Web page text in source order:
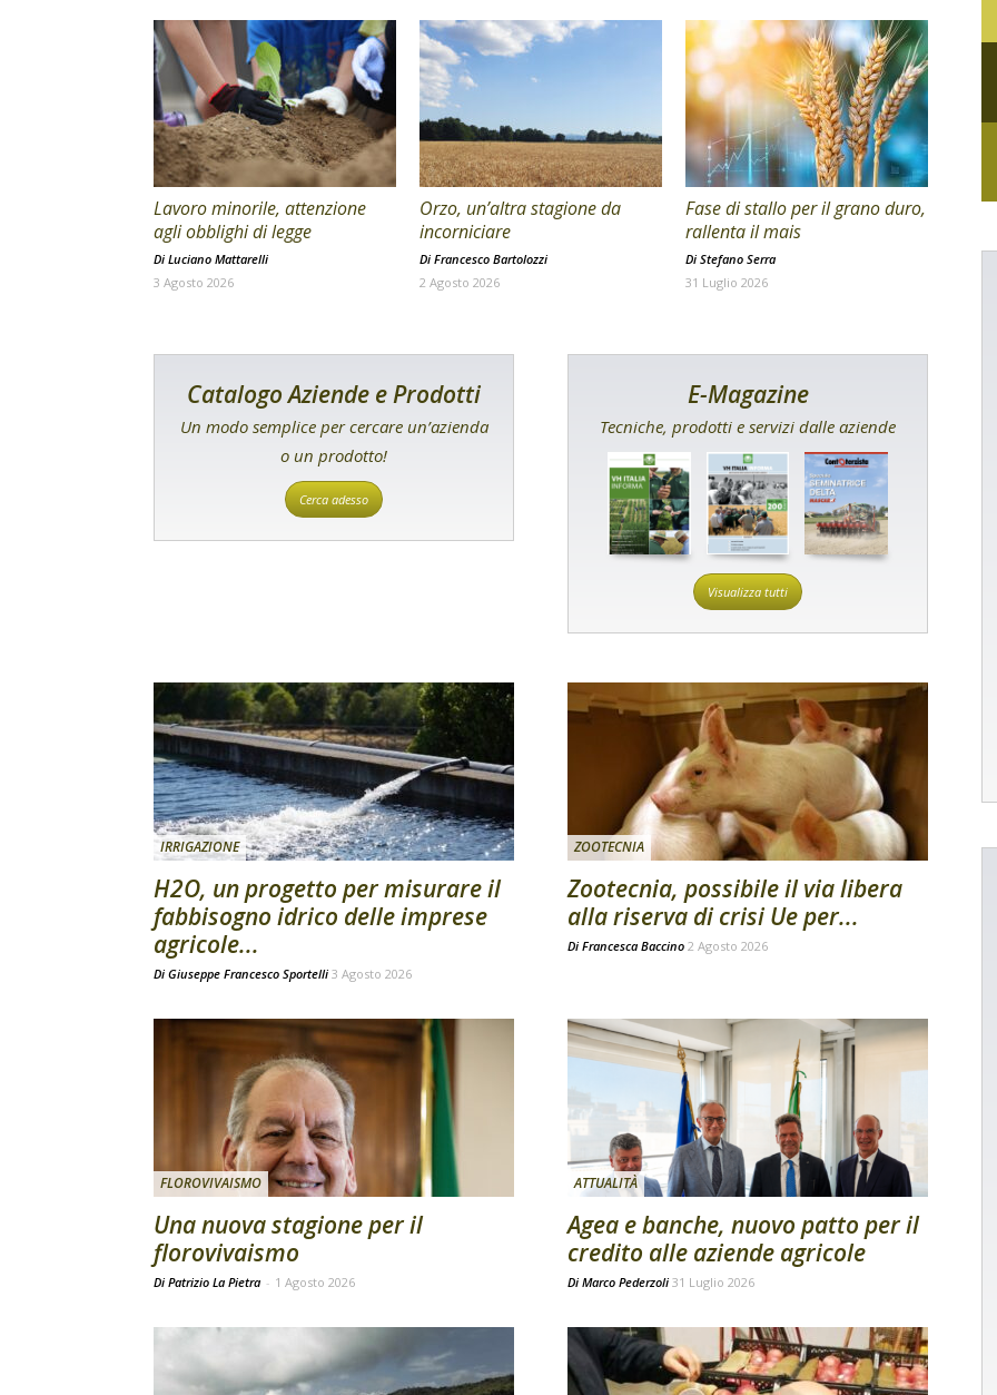
Lavoro minorile, attenzione
agli obblighi di legge
Di Luciano Mattarelli
3 Agosto 2026
Orzo, un’altra stagione da
incorniciare
Di Francesco Bartolozzi
2 Agosto 2026
Fase di stallo per il grano duro,
rallenta il mais
Di Stefano Serra
31 Luglio 2026
Catalogo Aziende e Prodotti
Un modo semplice per cercare un’azienda
o un prodotto!
Cerca adesso
E-Magazine
Tecniche, prodotti e servizi dalle aziende
Visualizza tutti
IRRIGAZIONE
H2O, un progetto per misurare il
fabbisogno idrico delle imprese
agricole...
Di Giuseppe Francesco Sportelli 3 Agosto 2026
ZOOTECNIA
Zootecnia, possibile il via libera
alla riserva di crisi Ue per...
Di Francesca Baccino 2 Agosto 2026
FLOROVIVAISMO
Una nuova stagione per il
florovivaismo
Di Patrizio La Pietra - 1 Agosto 2026
ATTUALITÀ
Agea e banche, nuovo patto per il
credito alle aziende agricole
Di Marco Pederzoli 31 Luglio 2026